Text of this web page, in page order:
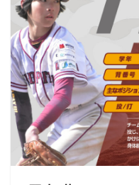
ス
ッ
プ